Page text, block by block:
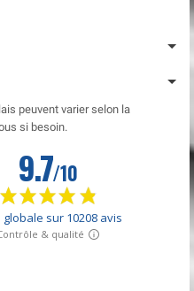
peuvent varier selon la
si besoin.